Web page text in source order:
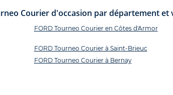
Courier d'occasion par département et
FORD Tourneo Courier en Côtes d'Armor
FORD Tourneo Courier à Saint-Brieuc
FORD Tourneo Courier à Bernay